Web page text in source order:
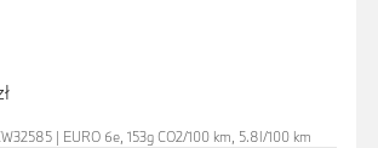
| EURO 6e, 153g CO2/100 km, 5.8l/100 km